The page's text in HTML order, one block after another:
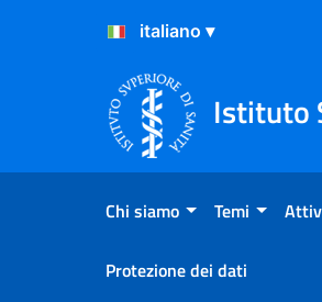
Salta al Contenuto
Salta al Footer
Istituto
Chi siamo Temi
Protezione dei dati